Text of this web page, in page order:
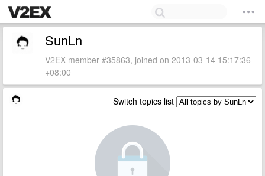
SunLn
V2EX member #35863, joined on 2013-03-14 15:17:36
+08:00
Switch topics list